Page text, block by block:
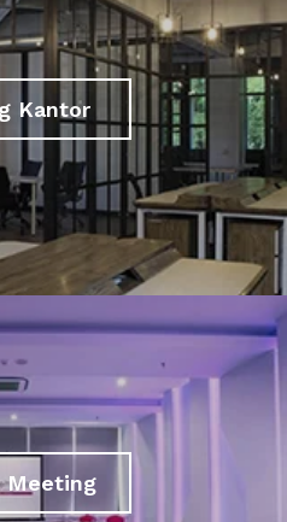
Kantor
Meeting